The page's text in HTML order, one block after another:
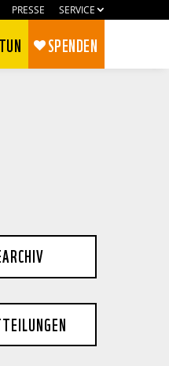
PRESSE SERVICE
SPENDEN